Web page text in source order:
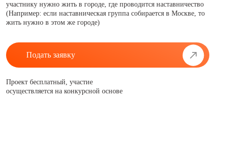
участнику нужно жить в городе, где проводится наставничество
(Например: если наставническая группа собирается в Москве, то
жить нужно в этом же городе)
Подать заявку
Проект бесплатный, участие
осуществляется на конкурсной основе